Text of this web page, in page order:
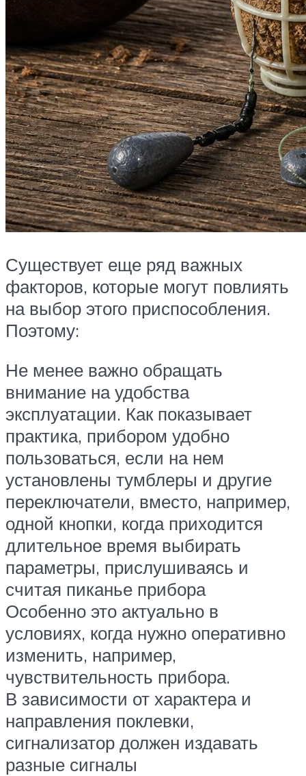
Существует еще ряд важных
факторов, которые могут повлиять
на выбор этого приспособления.
Поэтому:
Не менее важно обращать
внимание на удобства
эксплуатации. Как показывает
практика, прибором удобно
пользоваться, если на нем
установлены тумблеры и другие
переключатели, вместо, например,
одной кнопки, когда приходится
длительное время выбирать
параметры, прислушиваясь и
считая пиканье прибора
Особенно это актуально в
условиях, когда нужно оперативно
изменить, например,
чувствительность прибора.
В зависимости от характера и
направления поклевки,
сигнализатор должен издавать
разные сигналы